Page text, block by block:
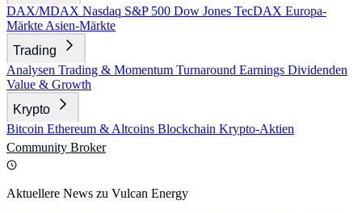
DAX/MDAX Nasdaq S&P 500 Dow Jones TecDAX Europa-
Märkte Asien-Märkte
Trading
Analysen Trading & Momentum Turnaround Earnings Dividenden
Value & Growth
Krypto
Bitcoin Ethereum & Altcoins Blockchain Krypto-Aktien
Community Broker
Aktuellere News zu Vulcan Energy